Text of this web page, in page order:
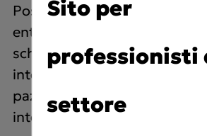
Posizionate la stazione di
entrambi i lati della poltrona
schermo inclinabile,
intervallo di +/- 20°, per
paziente in modo comodo e
interruzioni.
Sito per
professionisti
settore